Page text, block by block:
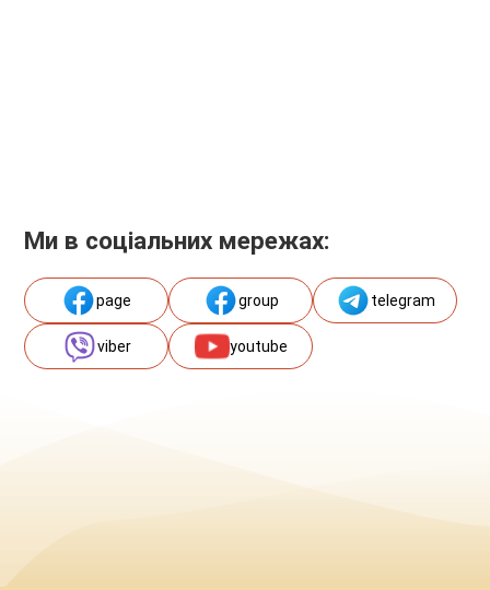
Ми в соціальних мережах:
page group telegram
viber youtube